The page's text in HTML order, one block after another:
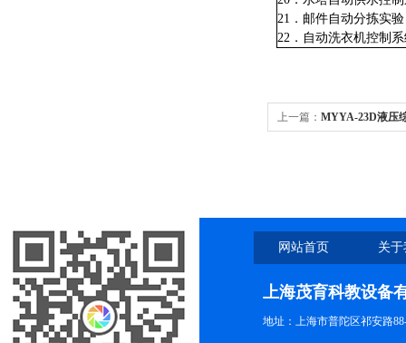
21．邮件自动分拣实验
22．自动洗衣机控制
上一篇： MYYA-23D液压
网站首页 关
上海茂育科教设备
地址：上海市普陀区祁安路